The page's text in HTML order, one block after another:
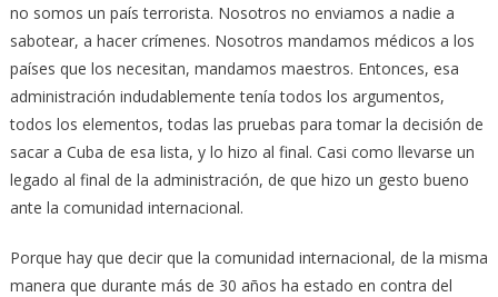
no somos un país terrorista. Nosotros no enviamos a nadie a
sabotear, a hacer crímenes. Nosotros mandamos médicos a los
países que los necesitan, mandamos maestros. Entonces, esa
administración indudablemente tenía todos los argumentos,
todos los elementos, todas las pruebas para tomar la decisión de
sacar a Cuba de esa lista, y lo hizo al final. Casi como llevarse un
legado al final de la administración, de que hizo un gesto bueno
ante la comunidad internacional.
Porque hay que decir que la comunidad internacional, de la misma
manera que durante más de 30 años ha estado en contra del